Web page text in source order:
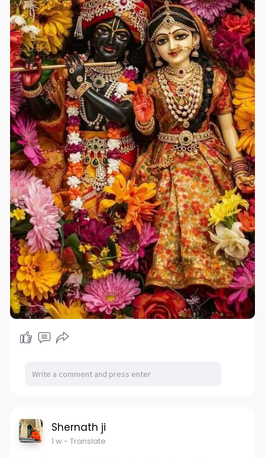
Shernath ji
1 w- Translate